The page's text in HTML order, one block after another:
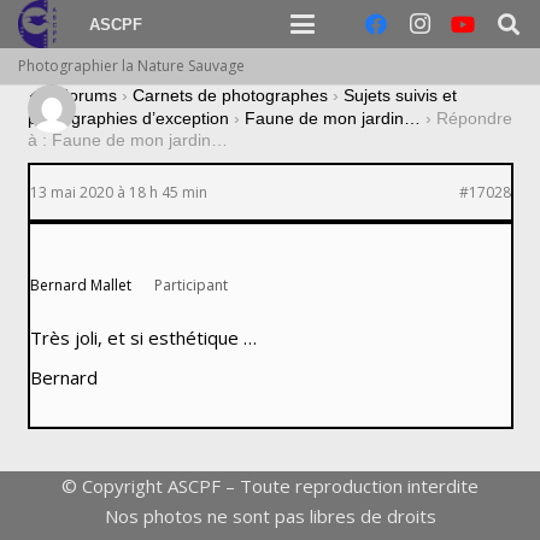
ASCPF
Photographier la Nature Sauvage
› Forums › Carnets de photographes › Sujets suivis et
photographies d’exception › Faune de mon jardin… › Répondre
à : Faune de mon jardin…
13 mai 2020 à 18 h 45 min #17028
Bernard Mallet Participant
Très joli, et si esthétique …
Bernard
© Copyright ASCPF – Toute reproduction interdite
Nos photos ne sont pas libres de droits